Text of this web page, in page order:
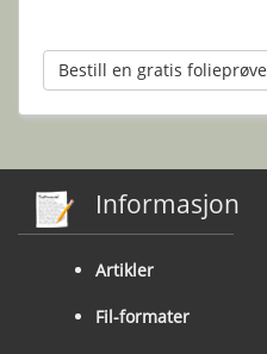
Bestill en gratis folieprøve
Informasjon
Artikler
Fil-formater